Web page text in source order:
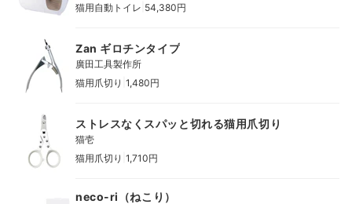
猫用自動トイレ 54,380円
Zan ギロチンタイプ
廣田工具製作所
猫用爪切り 1,480円
ストレスなくスパッと切れる猫用爪切り
猫壱
猫用爪切り 1,710円
neco-ri（ねこり）